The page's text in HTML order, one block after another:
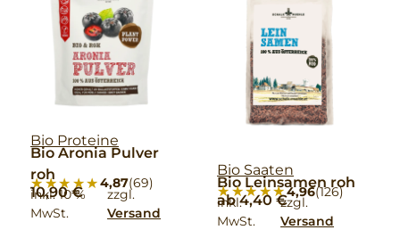
Bio Proteine
Bio Aronia Pulver
roh
★★★★★
★★★★★4,87(69)
10,90€
inkl. 10 %
MwSt.
zzgl.
Versand
Bio Saaten
Bio Leinsamen roh
★★★★★
★★★★★4,96(126)
ab4,40€
inkl.
MwSt.
zzgl.
Versand